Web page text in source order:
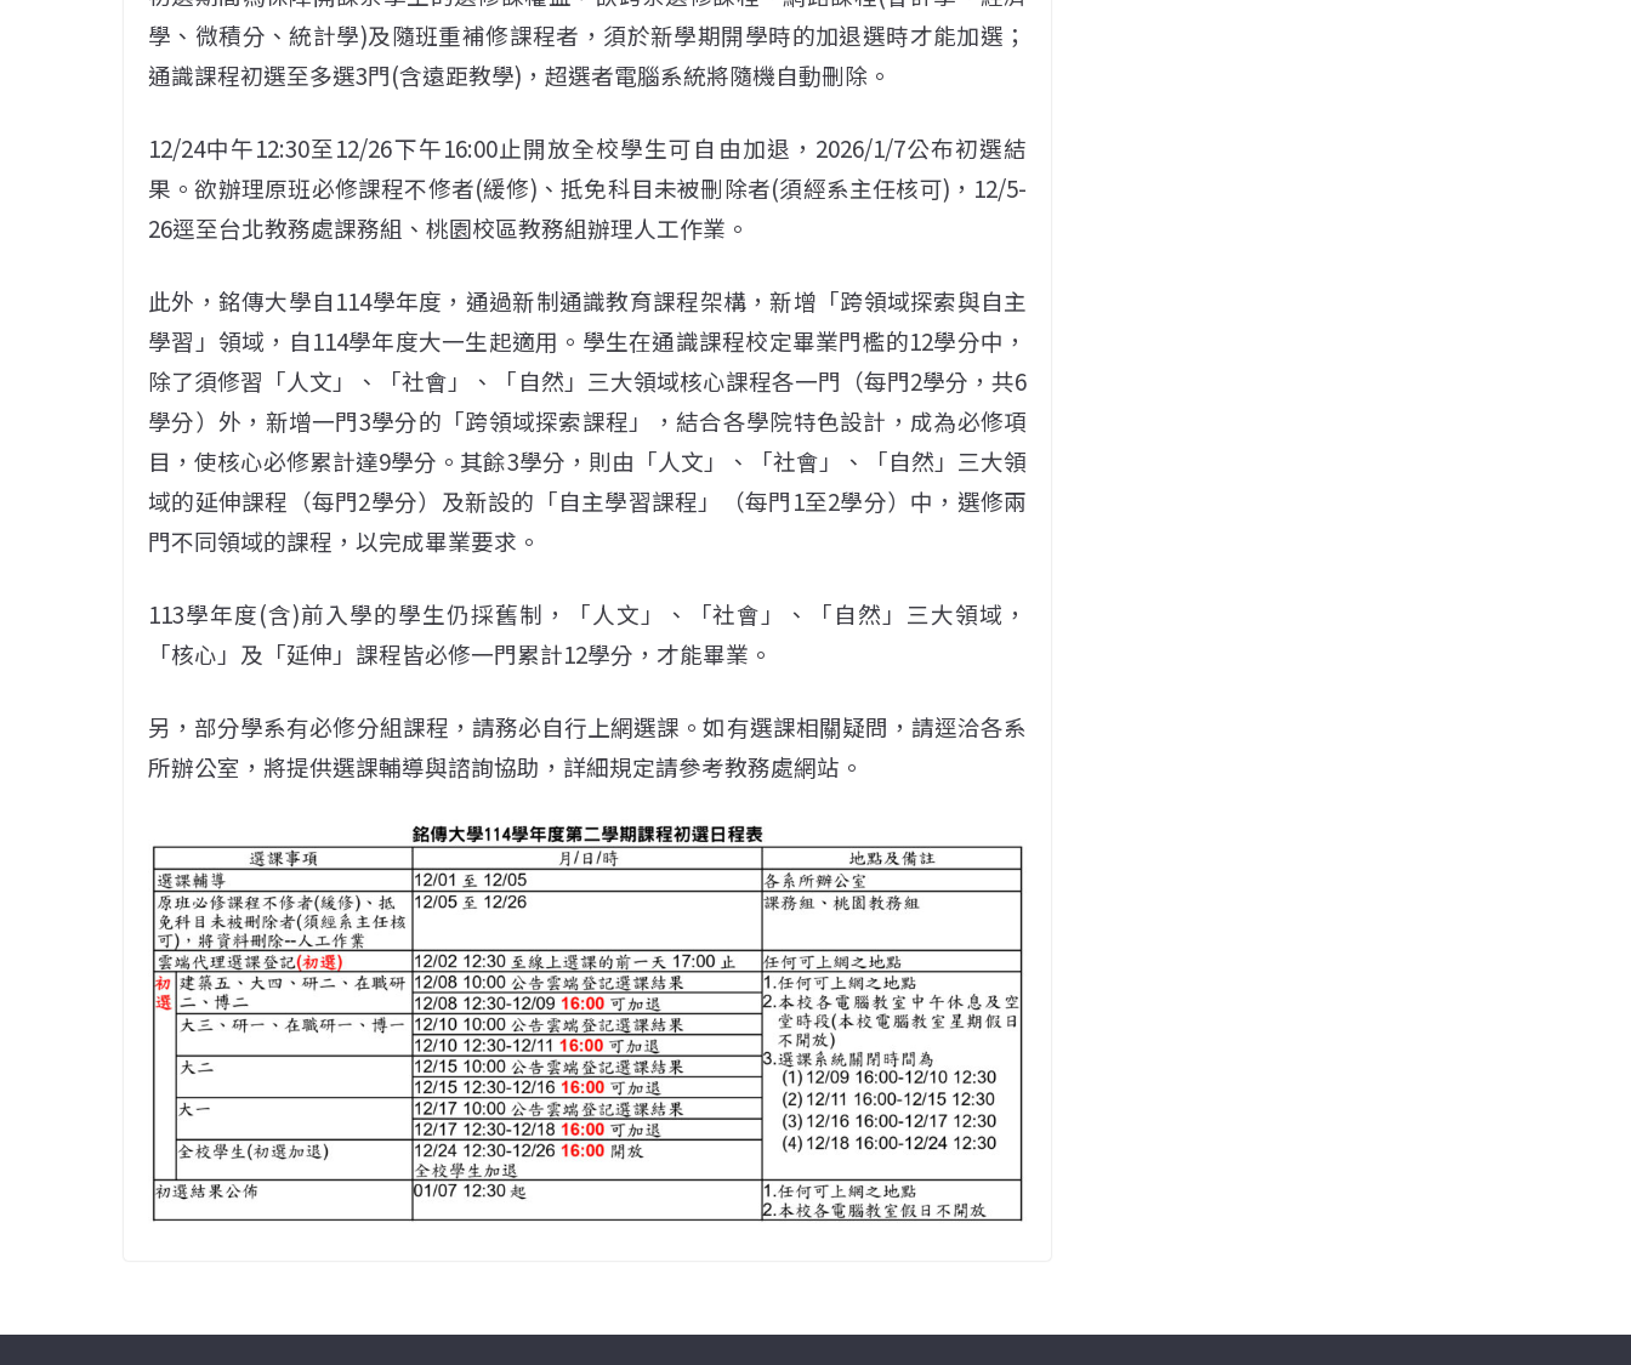
學、微積分、統計學)及隨班重補修課程者，須於新學期開學時的加退選時才能加選；
通識課程初選至多選3門(含遠距教學)，超選者電腦系統將隨機自動刪除。
12/24中午12:30至12/26下午16:00止開放全校學生可自由加退，2026/1/7公布初選結
果。欲辦理原班必修課程不修者(緩修)、抵免科目未被刪除者(須經系主任核可)，12/5-
26逕至台北教務處課務組、桃園校區教務組辦理人工作業。
此外，銘傳大學自114學年度，通過新制通識教育課程架構，新增「跨領域探索與自主
學習」領域，自114學年度大一生起適用。學生在通識課程校定畢業門檻的12學分中，
除了須修習「人文」、「社會」、「自然」三大領域核心課程各一門（每門2學分，共6
學分）外，新增一門3學分的「跨領域探索課程」，結合各學院特色設計，成為必修項
目，使核心必修累計達9學分。其餘3學分，則由「人文」、「社會」、「自然」三大領
域的延伸課程（每門2學分）及新設的「自主學習課程」（每門1至2學分）中，選修兩
門不同領域的課程，以完成畢業要求。
113學年度(含)前入學的學生仍採舊制，「人文」、「社會」、「自然」三大領域，
「核心」及「延伸」課程皆必修一門累計12學分，才能畢業。
另，部分學系有必修分組課程，請務必自行上網選課。如有選課相關疑問，請逕洽各系
所辦公室，將提供選課輔導與諮詢協助，詳細規定請參考教務處網站。